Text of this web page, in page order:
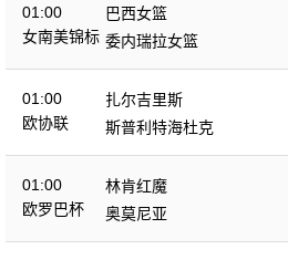
01:00
女南美锦标
巴西女篮
委内瑞拉女篮
01:00
欧协联
扎尔吉里斯
斯普利特海杜克
01:00
欧罗巴杯
林肯红魔
奥莫尼亚